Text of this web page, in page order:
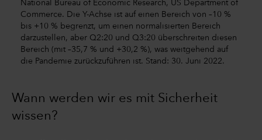
National Bureau of Economic Research, US Department of
Commerce. Die Y-Achse ist auf einen Bereich von –10 %
bis +10 % begrenzt, um einen normalisierten Bereich
darzustellen, aber Q2:20 und Q3:20 überschreiten diesen
Bereich (mit –35,7 % und +30,2 %), was weitgehend auf
die Pandemie zurückzuführen ist. Stand: 30. Juni 2022.
Wann werden wir es mit Sicherheit
wissen?